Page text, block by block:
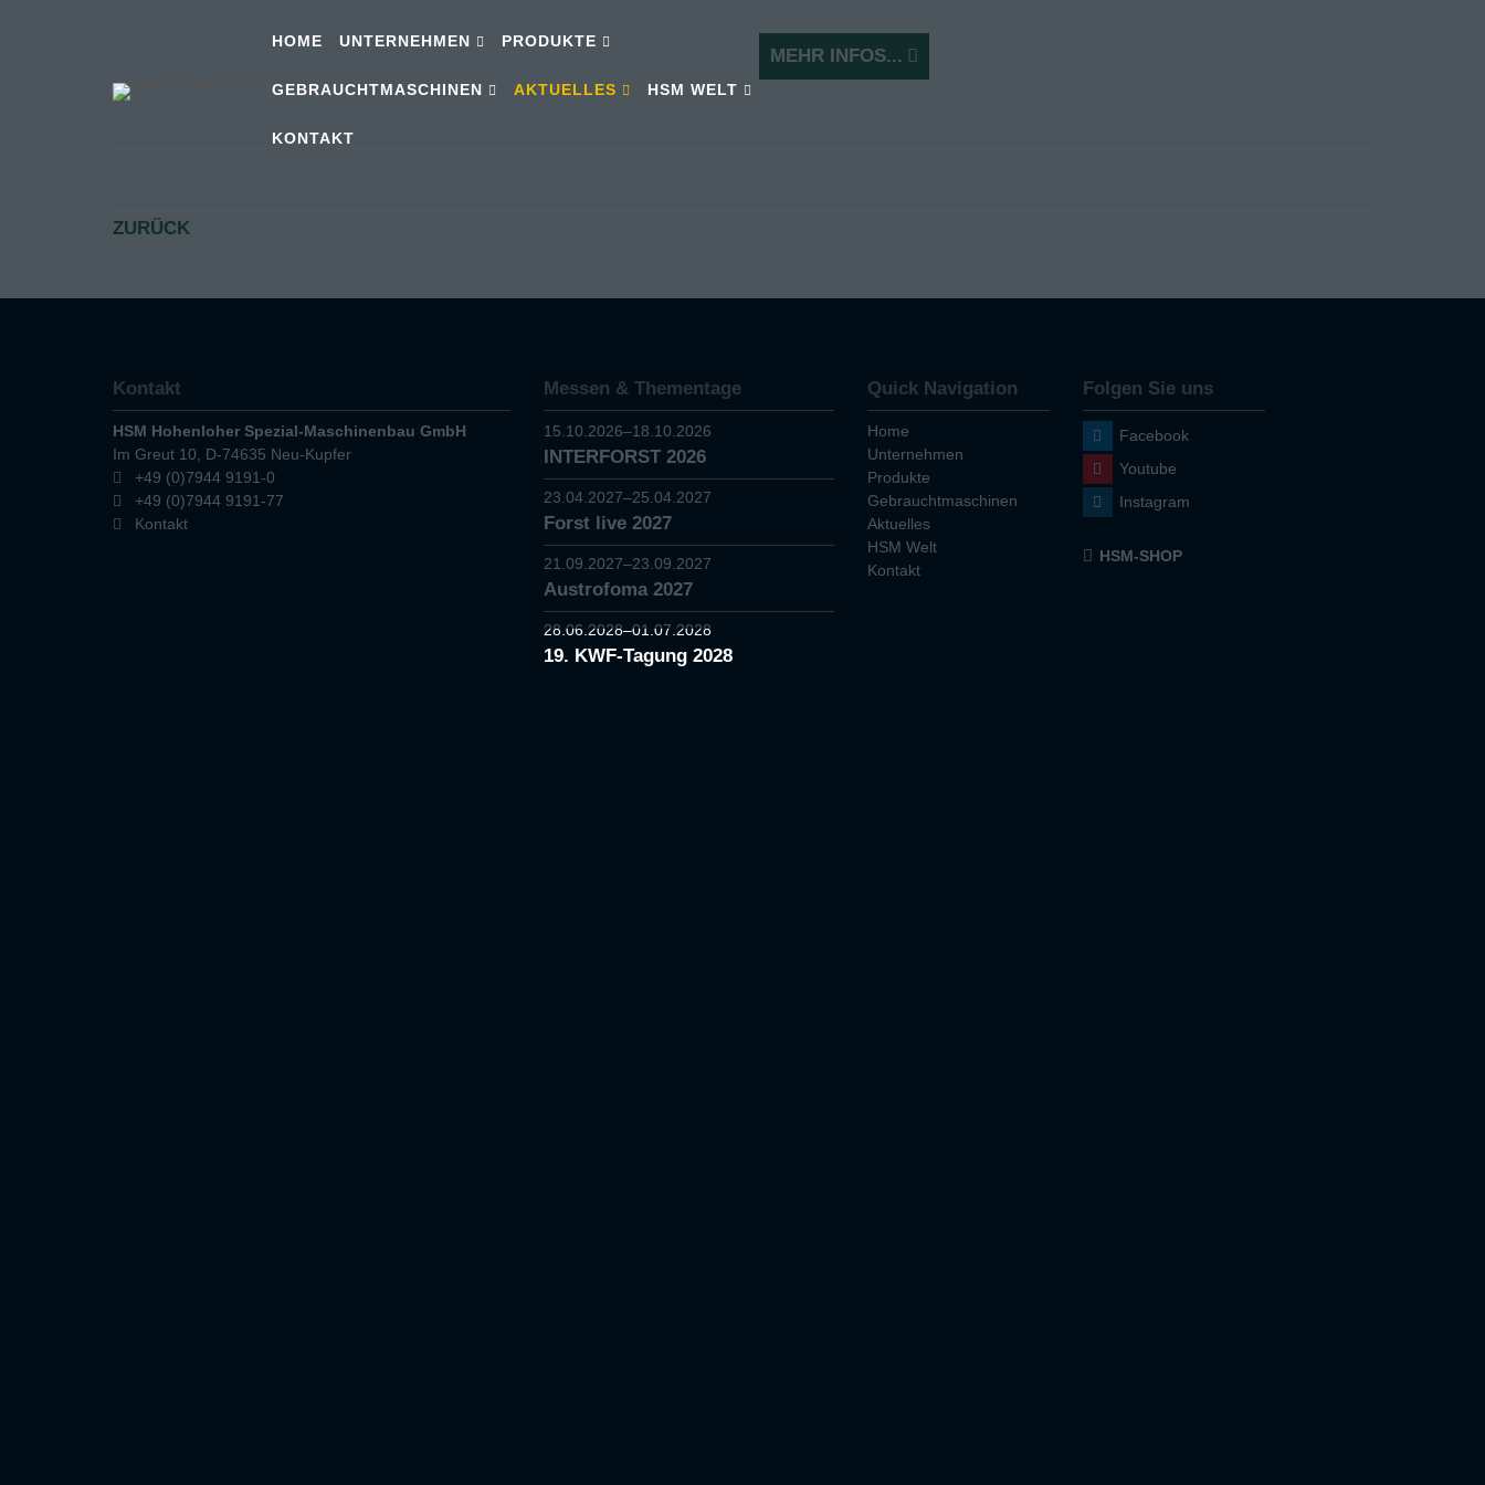
HOME UNTERNEHMEN PRODUKTE
GEBRAUCHTMASCHINEN AKTUELLES HSM WELT
KONTAKT
MEHR INFOS...
ZURÜCK
Kontakt
HSM Hohenloher Spezial-Maschinenbau GmbH
Im Greut 10, D-74635 Neu-Kupfer
+49 (0)7944 9191-0
+49 (0)7944 9191-77
Kontakt
Messen & Thementage
15.10.2026–18.10.2026
INTERFORST 2026
23.04.2027–25.04.2027
Forst live 2027
21.09.2027–23.09.2027
Austrofoma 2027
28.06.2028–01.07.2028
19. KWF-Tagung 2028
Quick Navigation
Home
Unternehmen
Produkte
Gebrauchtmaschinen
Aktuelles
HSM Welt
Kontakt
Folgen Sie uns
Facebook
Youtube
Instagram
HSM-SHOP